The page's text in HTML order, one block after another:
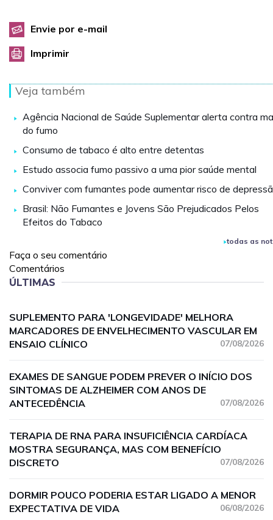
Envie por e-mail
Imprimir
Veja também
Agência Nacional de Saúde Suplementar alerta contra
do fumo
Consumo de tabaco é alto entre detentas
Estudo associa fumo passivo a uma pior saúde mental
Conviver com fumantes pode aumentar risco de
Brasil: Não Fumantes e Jovens São Prejudicados Pelos
Efeitos do Tabaco
todas as
Faça o seu comentário
Comentários
ÚLTIMAS
SUPLEMENTO PARA 'LONGEVIDADE' MELHORA
MARCADORES DE ENVELHECIMENTO VASCULAR EM
ENSAIO CLÍNICO
07/08/2026
EXAMES DE SANGUE PODEM PREVER O INÍCIO DOS
SINTOMAS DE ALZHEIMER COM ANOS DE
ANTECEDÊNCIA
07/08/2026
TERAPIA DE RNA PARA INSUFICIÊNCIA CARDÍACA
MOSTRA SEGURANÇA, MAS COM BENEFÍCIO
DISCRETO
07/08/2026
DORMIR POUCO PODERIA ESTAR LIGADO A MENOR
EXPECTATIVA DE VIDA
06/08/2026